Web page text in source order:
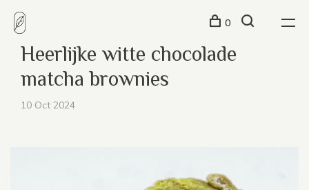
0
Heerlijke witte chocolade
matcha brownies
10 Oct 2024